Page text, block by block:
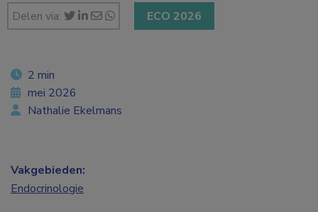
Delen via: ECO 2026
2 min
mei 2026
Nathalie Ekelmans
Vakgebieden:
Endocrinologie